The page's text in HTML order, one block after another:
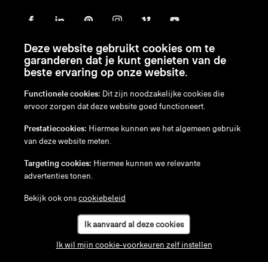
en/nl/fr/de
Disclaimer
Cookiebeleid
Deze website gebruikt cookies om te
garanderen dat je kunt genieten van de
beste ervaring op onze website.
Functionele cookies: Dit zijn noodzakelijke cookies die
ervoor zorgen dat deze website goed functioneert.
Prestatiecookies: Hiermee kunnen we het algemeen gebruik
van deze website meten.
Targeting cookies: Hiermee kunnen we relevante
advertenties tonen.
Bekijk ook onscookiebeleid
Ik aanvaard al deze cookies
Ik wil mijn cookie-voorkeuren zelf instellen